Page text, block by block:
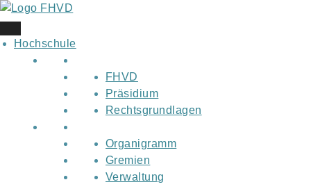
Skip
to
content
Hochschule
FHVD
Präsidium
Rechtsgrundlagen
Organigramm
Gremien
Verwaltung